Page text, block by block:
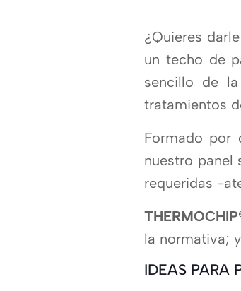
¿Quieres
un techo de
sencillo de
tratamientos
Formado por
nuestro panel
requeridas -
la normativa;
IDEAS PARA